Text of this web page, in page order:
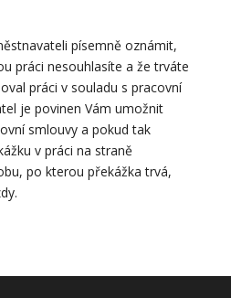
písemně oznámit,
práci nesouhlasíte a že trváte
práci v souladu s pracovní
je povinen Vám umožnit
smlouvy a pokud tak
v práci na straně
po kterou překážka trvá,